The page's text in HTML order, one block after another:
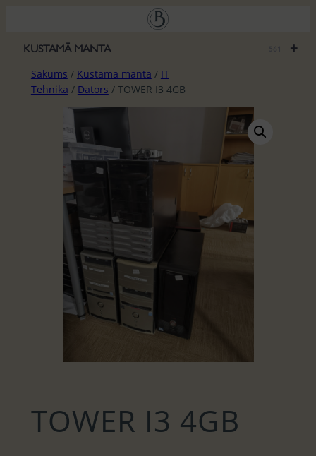
saturu
+
KUSTAMĀ MANTA
Sākums / Kustamā manta / IT
Tehnika / Dators / TOWER I3 4GB
TOWER I3 4GB